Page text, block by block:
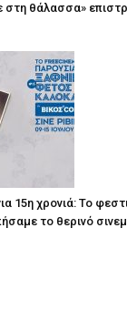
στη θάλασσα»
15η χρονιά: Το
το θερινό